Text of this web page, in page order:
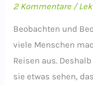
2 Kommentare /
Beobachten und
viele Menschen
Reisen aus.
sie etwas sehen,